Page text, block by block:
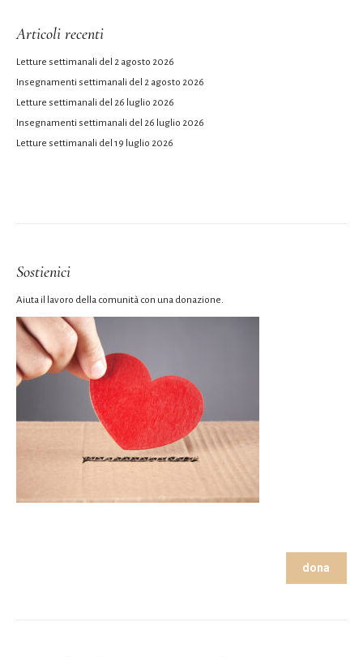
Articoli recenti
Letture settimanali del 2 agosto 2026
Insegnamenti settimanali del 2 agosto 2026
Letture settimanali del 26 luglio 2026
Insegnamenti settimanali del 26 luglio 2026
Letture settimanali del 19 luglio 2026
Sostienici
Aiuta il lavoro della comunità con una donazione.
dona